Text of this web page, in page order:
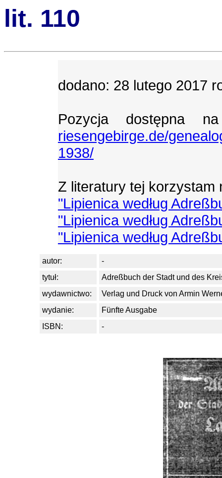
lit. 110
dodano: 28 lutego 2017
Pozycja dostępna
riesengebirge.de/
1938/
Z literatury tej korzystam
"Lipienica według
"Lipienica według
"Lipienica według
autor:
-
tytuł:
Adreßbuch der Stadt und des
wydawnictwo:
Verlag und Druck von Armin
wydanie:
Fünfte Ausgabe
ISBN:
-